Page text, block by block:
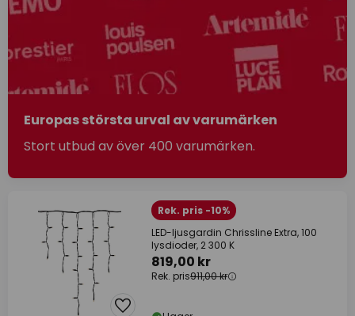
Europas största urval av varumärken
Stort utbud av över 400 varumärken.
Rek. pris -10%
LED-ljusgardin Chrissline Extra, 100
lysdioder, 2 300 K
819,00 kr
Rek. pris911,00 kr